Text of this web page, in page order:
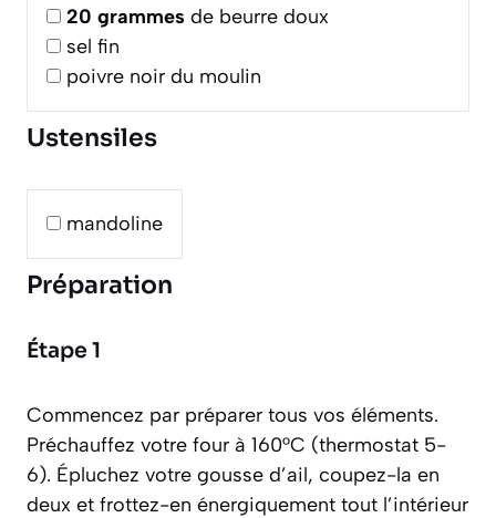
20 grammes de beurre doux
sel fin
poivre noir du moulin
Ustensiles
mandoline
Préparation
Étape 1
Commencez par préparer tous vos éléments.
Préchauffez votre four à 160°C (thermostat 5-
6). Épluchez votre gousse d’ail, coupez-la en
deux et frottez-en énergiquement tout l’intérieur